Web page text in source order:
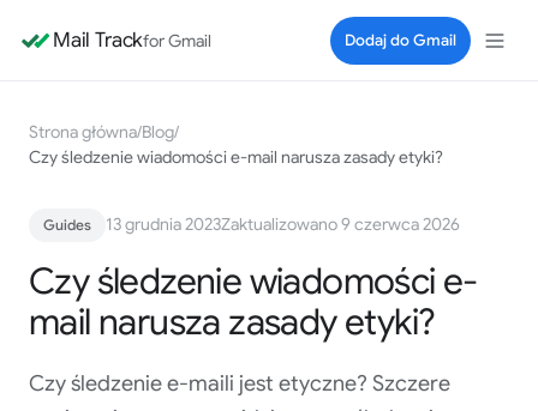
Mail Trackfor Gmail Dodaj do Gmail
Strona główna/Blog/
Czy śledzenie wiadomości e-mail narusza zasady etyki?
Guides 13 grudnia 2023Zaktualizowano 9 czerwca 2026
Czy śledzenie wiadomości e-
mail narusza zasady etyki?
Czy śledzenie e-maili jest etyczne? Szczere